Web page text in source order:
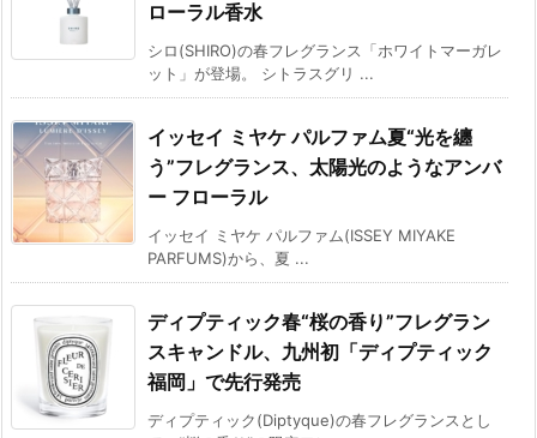
ローラル香水
シロ(SHIRO)の春フレグランス「ホワイトマーガレ
ット」が登場。 シトラスグリ ...
イッセイ ミヤケ パルファム夏“光を纏
う”フレグランス、太陽光のようなアンバ
ー フローラル
イッセイ ミヤケ パルファム(ISSEY MIYAKE
PARFUMS)から、夏 ...
ディプティック春“桜の香り”フレグラン
スキャンドル、九州初「ディプティック
福岡」で先行発売
ディプティック(Diptyque)の春フレグランスとし